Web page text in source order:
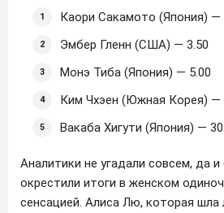
Каори Сакамото (Япония) —
Эмбер Гленн (США) — 3.50
Монэ Тиба (Япония) — 5.00
Ким Чхэен (Южная Корея) —
Вакаба Хигути (Япония) —
Аналитики не угадали совсем, да
окрестили итоги в женском
сенсацией. Алиса Лю, которая шла